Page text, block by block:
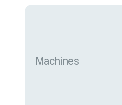
Machines